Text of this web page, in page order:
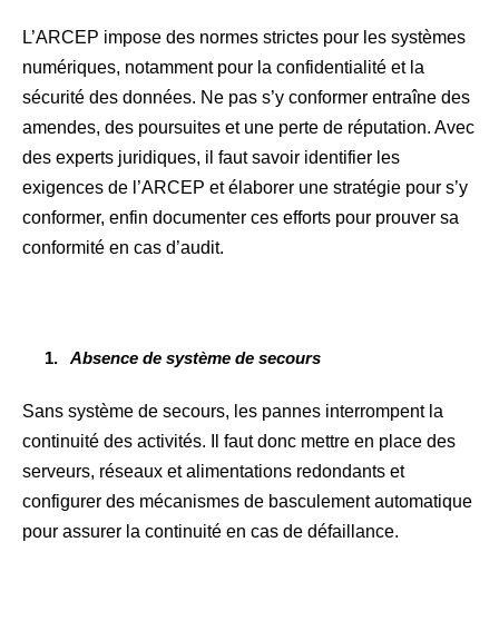
L’ARCEP impose des normes strictes pour les systèmes
numériques, notamment pour la confidentialité et la
sécurité des données. Ne pas s’y conformer entraîne des
amendes, des poursuites et une perte de réputation. Avec
des experts juridiques, il faut savoir identifier les
exigences de l’ARCEP et élaborer une stratégie pour s’y
conformer, enfin documenter ces efforts pour prouver sa
conformité en cas d’audit.
Absence de système de secours
Sans système de secours, les pannes interrompent la
continuité des activités. Il faut donc mettre en place des
serveurs, réseaux et alimentations redondants et
configurer des mécanismes de basculement automatique
pour assurer la continuité en cas de défaillance.